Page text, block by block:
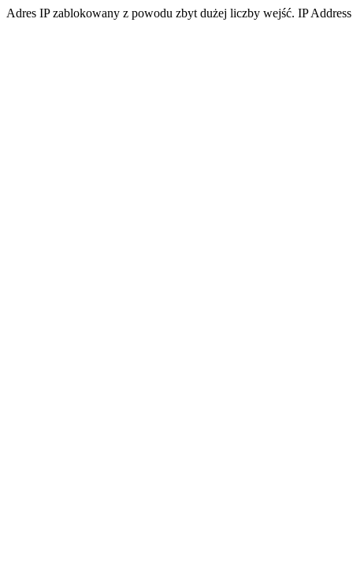
Adres IP zablokowany z powodu zbyt dużej liczby wejść. IP